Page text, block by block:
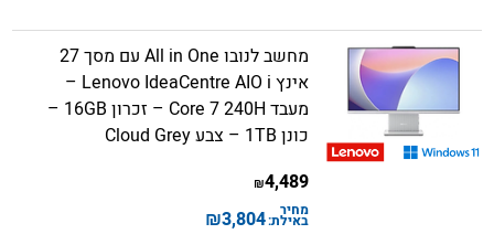
מחשב לנובו All in One עם מסך 27
אינץ Lenovo IdeaCentre AIO i –
מעבד Core 7 240H – זכרון 16GB –
כונן 1TB – צבע Cloud Grey
4,489
₪
מחיר
באילת:3,804
₪